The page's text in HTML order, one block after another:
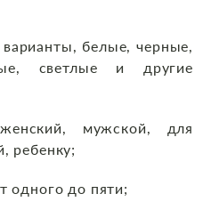
белые, черные,
светлые и другие
мужской, для
ребенку;
одного до пяти;